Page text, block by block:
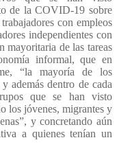
de la COVID-19 sobre
con empleos
independientes con
mayoritaria de las tareas
informal, que en
“la mayoría de los
además dentro de cada
que se han visto
los jóvenes, migrantes y
y concretando aún
a quienes tenían un